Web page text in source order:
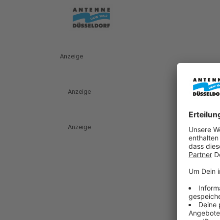
Anzeige
Anzeige
Anzeige